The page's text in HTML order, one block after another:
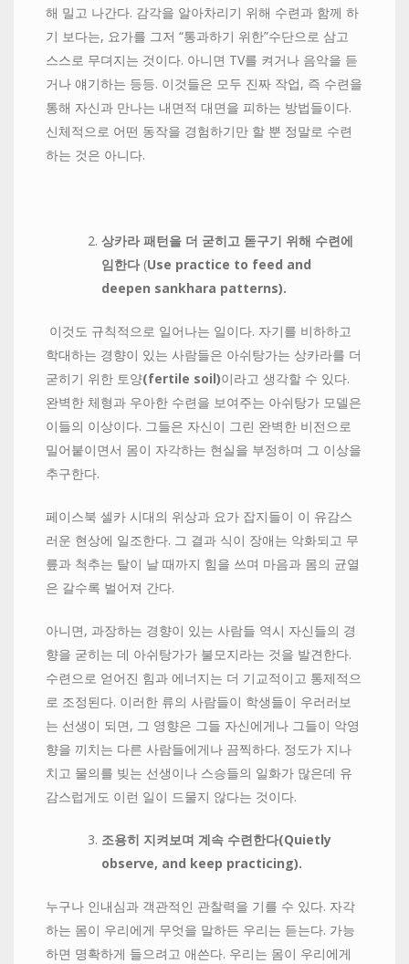
해 밀고 나간다. 감각을 알아차리기 위해 수련과 함께 하
기 보다는, 요가를 그저 “통과하기 위한”수단으로 삼고
스스로 무뎌지는 것이다. 아니면 TV를 켜거나 음악을 듣
거나 얘기하는 등등. 이것들은 모두 진짜 작업, 즉 수련을
통해 자신과 만나는 내면적 대면을 피하는 방법들이다.
신체적으로 어떤 동작을 경험하기만 할 뿐 정말로 수련
하는 것은 아니다.
상카라 패턴을 더 굳히고 돋구기 위해 수련에
임한다(Use practice to feed and
deepen sankhara patterns).
이것도 규칙적으로 일어나는 일이다. 자기를 비하하고
학대하는 경향이 있는 사람들은 아쉬탕가는 상카라를 더
굳히기 위한 토양(fertile soil)이라고 생각할 수 있다.
완벽한 체형과 우아한 수련을 보여주는 아쉬탕가 모델은
이들의 이상이다. 그들은 자신이 그린 완벽한 비전으로
밀어붙이면서 몸이 자각하는 현실을 부정하며 그 이상을
추구한다.
페이스북 셀카 시대의 위상과 요가 잡지들이 이 유감스
러운 현상에 일조한다. 그 결과 식이 장애는 악화되고 무
릎과 척추는 탈이 날 때까지 힘을 쓰며 마음과 몸의 균열
은 갈수록 벌어져 간다.
아니면, 과장하는 경향이 있는 사람들 역시 자신들의 경
향을 굳히는 데 아쉬탕가가 불모지라는 것을 발견한다.
수련으로 얻어진 힘과 에너지는 더 기교적이고 통제적으
로 조정된다. 이러한 류의 사람들이 학생들이 우러러보
는 선생이 되면, 그 영향은 그들 자신에게나 그들이 악영
향을 끼치는 다른 사람들에게나 끔찍하다. 정도가 지나
치고 물의를 빚는 선생이나 스승들의 일화가 많은데 유
감스럽게도 이런 일이 드물지 않다는 것이다.
조용히 지켜보며 계속 수련한다(Quietly
observe, and keep practicing).
누구나 인내심과 객관적인 관찰력을 기를 수 있다. 자각
하는 몸이 우리에게 무엇을 말하든 우리는 듣는다. 가능
하면 명확하게 들으려고 애쓴다. 우리는 몸이 우리에게